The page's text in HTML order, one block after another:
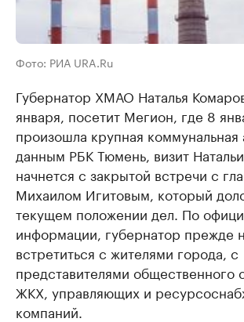
Фото: РИА URA.Ru
Губернатор ХМАО Наталья
января, посетит Мегион, где 8
произошла крупная
данным РБК Тюмень, визит
начнется с закрытой встречи с
Михаилом Игитовым, который
текущем положении дел. По
информации, губернатор прежде
встретиться с жителями города, с
представителями общественного
ЖКХ, управляющих и
компаний.